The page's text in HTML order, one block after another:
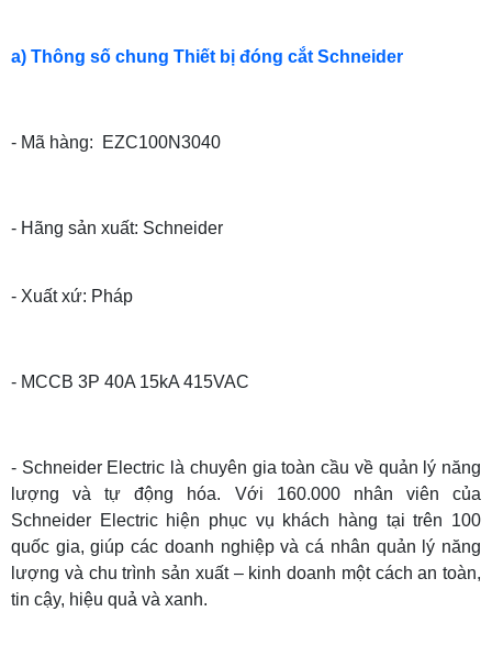
a) Thông số chung Thiết bị đóng cắt Schneider
- Mã hàng: EZC100N3040
- Hãng sản xuất: Schneider
- Xuất xứ: Pháp
- MCCB 3P 40A 15kA 415VAC
- Schneider Electric là chuyên gia toàn cầu về quản lý năng
lượng và tự động hóa. Với 160.000 nhân viên của
Schneider Electric hiện phục vụ khách hàng tại trên 100
quốc gia, giúp các doanh nghiệp và cá nhân quản lý năng
lượng và chu trình sản xuất – kinh doanh một cách an toàn,
tin cậy, hiệu quả và xanh.